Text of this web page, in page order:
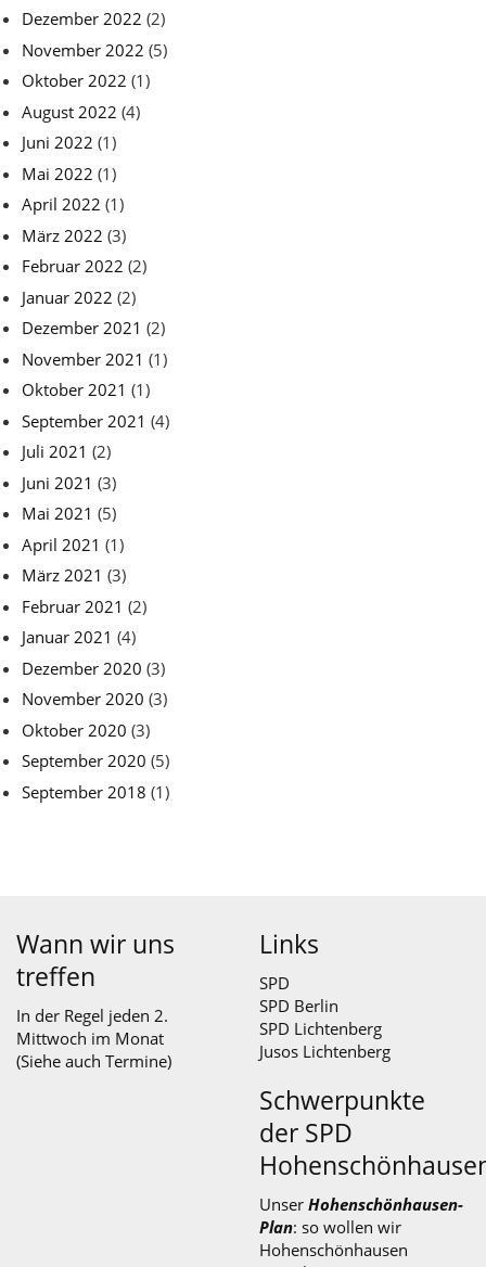
Dezember 2022 (2)
November 2022 (5)
Oktober 2022 (1)
August 2022 (4)
Juni 2022 (1)
Mai 2022 (1)
April 2022 (1)
März 2022 (3)
Februar 2022 (2)
Januar 2022 (2)
Dezember 2021 (2)
November 2021 (1)
Oktober 2021 (1)
September 2021 (4)
Juli 2021 (2)
Juni 2021 (3)
Mai 2021 (5)
April 2021 (1)
März 2021 (3)
Februar 2021 (2)
Januar 2021 (4)
Dezember 2020 (3)
November 2020 (3)
Oktober 2020 (3)
September 2020 (5)
September 2018 (1)
Wann wir uns
treffen
In der Regel jeden 2.
Mittwoch im Monat
(Siehe auch Termine)
Links
SPD
SPD Berlin
SPD Lichtenberg
Jusos Lichtenberg
Schwerpunkte
der SPD
Unser Hohenschönhausen-
Plan: so wollen wir
Hohenschönhausen